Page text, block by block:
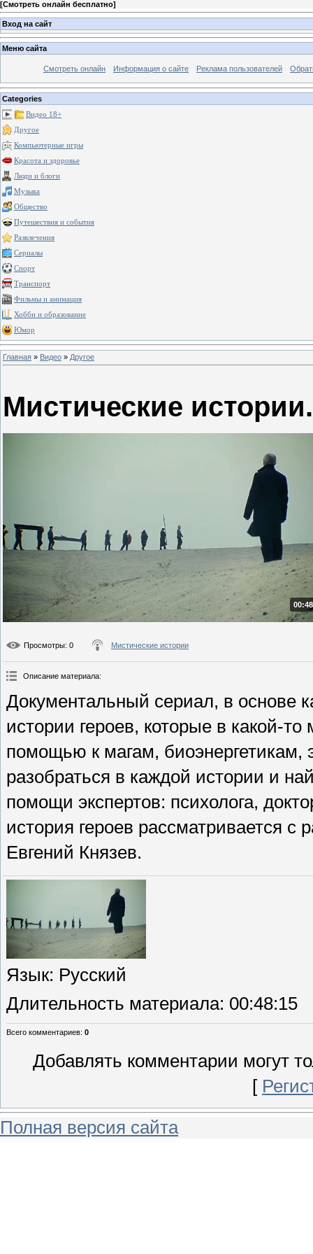
[Смотреть онлайн бесплатно]
Вход на сайт
Меню сайта
Смотреть онлайн Информация о сайте Реклама пользователей
Categories
Видео 18+
Другое
Компьютерные игры
Красота и здоровье
Люди и блоги
Музыка
Общество
Путешествия и события
Развлечения
Сериалы
Спорт
Транспорт
Фильмы и анимация
Хобби и образование
Юмор
Главная » Видео » Другое
Мистические
Просмотры: 0 Мистические истории
Описание материала:
Документальный сериал, в основе
истории героев, которые в какой-
помощью к магам, биоэнергетикам,
разобраться в каждой истории и
помощи экспертов: психолога,
история героев рассматривается
Евгений Князев.
Язык: Русский
Длительность материала: 00:48:15
Всего комментариев: 0
Добавлять комментарии могут
[
Полная версия сайта